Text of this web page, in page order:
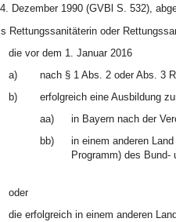
Dezember 1990 (GVBl S. 532),
Rettungssanitäterin oder
die vor dem 1. Januar 2016
a)
nach § 1 Abs. 2 oder Abs. 3
b)
erfolgreich eine Ausbildung
aa)
in Bayern nach der
bb)
in einem anderen
Programm) des Bund-
oder
die erfolgreich in einem anderen